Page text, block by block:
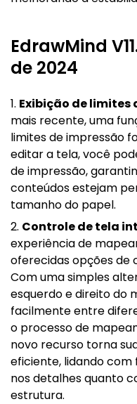
EdrawMind
de 2024
1. Exibição de limites
mais recente, uma
limites de impressão
editar a tela, você
de impressão,
conteúdos estejam
tamanho do papel.
2. Controle de tela
experiência de
oferecidas opções de
Com uma simples
esquerdo e direito do
facilmente entre
o processo de
novo recurso torna
eficiente, lidando
nos detalhes quanto
estrutura.